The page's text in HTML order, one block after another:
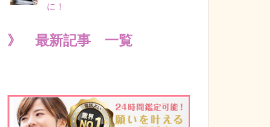
に！
》 最新記事 一覧